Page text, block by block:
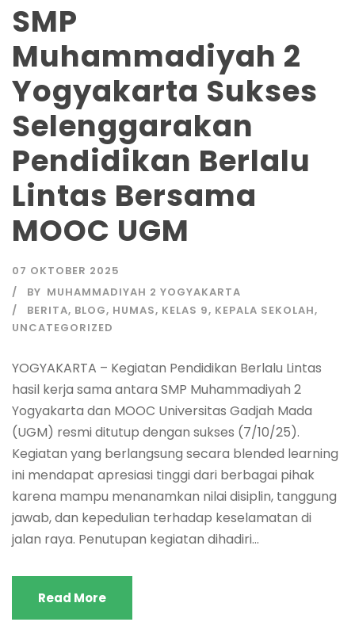
SMP
Muhammadiyah 2
Yogyakarta Sukses
Selenggarakan
Pendidikan Berlalu
Lintas Bersama
MOOC UGM
07 OKTOBER 2025
BY MUHAMMADIYAH 2 YOGYAKARTA
BERITA, BLOG, HUMAS, KELAS 9, KEPALA SEKOLAH,
UNCATEGORIZED
YOGYAKARTA – Kegiatan Pendidikan Berlalu Lintas
hasil kerja sama antara SMP Muhammadiyah 2
Yogyakarta dan MOOC Universitas Gadjah Mada
(UGM) resmi ditutup dengan sukses (7/10/25).
Kegiatan yang berlangsung secara blended learning
ini mendapat apresiasi tinggi dari berbagai pihak
karena mampu menanamkan nilai disiplin, tanggung
jawab, dan kepedulian terhadap keselamatan di
jalan raya. Penutupan kegiatan dihadiri...
Read More